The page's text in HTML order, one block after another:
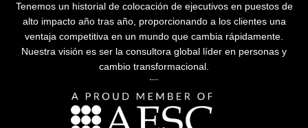
Tenemos un historial de colocación de ejecutivos en puestos de
alto impacto año tras año, proporcionando a los clientes una
ventaja competitiva en un mundo que cambia rápidamente.
Nuestra visión es ser la consultora global líder en personas y
cambio transformacional.